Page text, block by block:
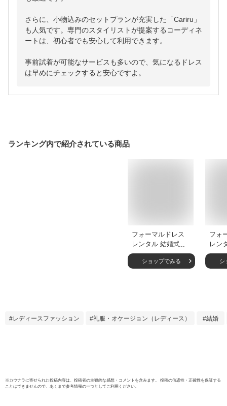
さらに、小物込みのセットプランが充実した「Cariru」
も人気です。専門のスタイリストが提案するコーディネ
ートは、初心者でも安心して利用できます。
事前試着が可能なサービスも多いので、気になるドレス
は早めにチェックすると安心ですよ。
ランキング内で紹介されている商品
フォーマルドレス
レンタル 結婚式
【9号-13号 ブルー
（濃） ワンピー
服装 20代 30代 40
ショップでみる
フォ
レン
【7
ース
30代
シ
レディースファッション 礼服・オケージョン（レディース） 結婚
※ カウナラに寄せられた投稿内容は、投稿者の主観的な感想・コメントを含みます。 投稿の信憑性・正確性を保証する
ことはできませんので、あくまで参考情報の一つとしてご利用ください。